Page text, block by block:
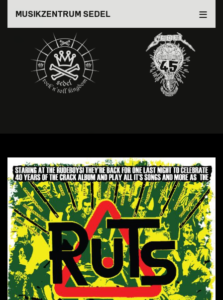
Inhalt
MUSIKZENTRUM SEDEL